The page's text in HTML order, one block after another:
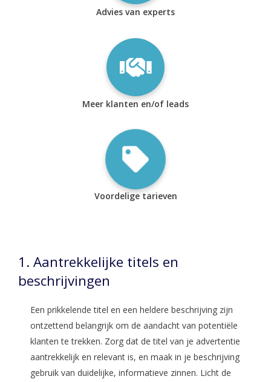
Advies van experts
Meer klanten en/of leads
Voordelige tarieven
1. Aantrekkelijke titels en
beschrijvingen
Een prikkelende titel en een heldere beschrijving zijn
ontzettend belangrijk om de aandacht van potentiële
klanten te trekken. Zorg dat de titel van je advertentie
aantrekkelijk en relevant is, en maak in je beschrijving
gebruik van duidelijke, informatieve zinnen. Licht de